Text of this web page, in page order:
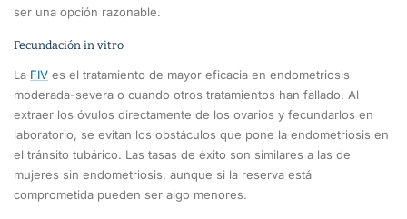
ser una opción razonable.
Fecundación in vitro
La FIV es el tratamiento de mayor eficacia en endometriosis
moderada-severa o cuando otros tratamientos han fallado. Al
extraer los óvulos directamente de los ovarios y fecundarlos en
laboratorio, se evitan los obstáculos que pone la endometriosis en
el tránsito tubárico. Las tasas de éxito son similares a las de
mujeres sin endometriosis, aunque si la reserva está
comprometida pueden ser algo menores.